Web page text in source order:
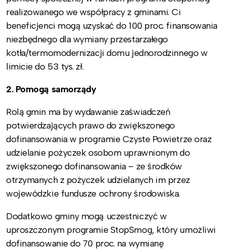
realizowanego we współpracy z gminami. Ci
beneficjenci mogą uzyskać do 100 proc. finansowania
niezbędnego dla wymiany przestarzałego
kotła/termomodernizacji domu jednorodzinnego w
limicie do 53 tys. zł.
2. Pomogą samorządy
Rolą gmin ma by wydawanie zaświadczeń
potwierdzających prawo do zwiększonego
dofinansowania w programie Czyste Powietrze oraz
udzielanie pożyczek osobom uprawnionym do
zwiększonego dofinansowania – ze środków
otrzymanych z pożyczek udzielanych im przez
wojewódzkie fundusze ochrony środowiska.
Dodatkowo gminy mogą uczestniczyć w
uproszczonym programie StopSmog, który umożliwi
dofinansowanie do 70 proc. na wymianę